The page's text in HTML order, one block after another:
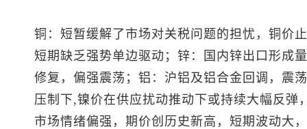
铜：短暂缓解了市场对关税问题的担忧，铜价
短期缺乏强势单边驱动；锌：国内锌出口形成
修复，偏强震荡；铝：沪铝及铝合金回调，震
压制下,镍价在供应扰动推动下或持续大幅反弹
市场情绪偏强，期价创历史新高，短期波动大